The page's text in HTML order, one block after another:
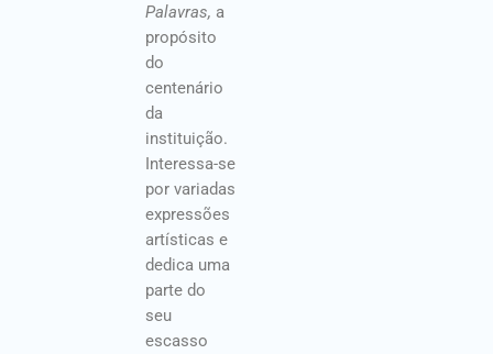
Palavras, a
propósito
do
centenário
da
instituição.
Interessa-se
por variadas
expressões
artísticas e
dedica uma
parte do
seu
escasso